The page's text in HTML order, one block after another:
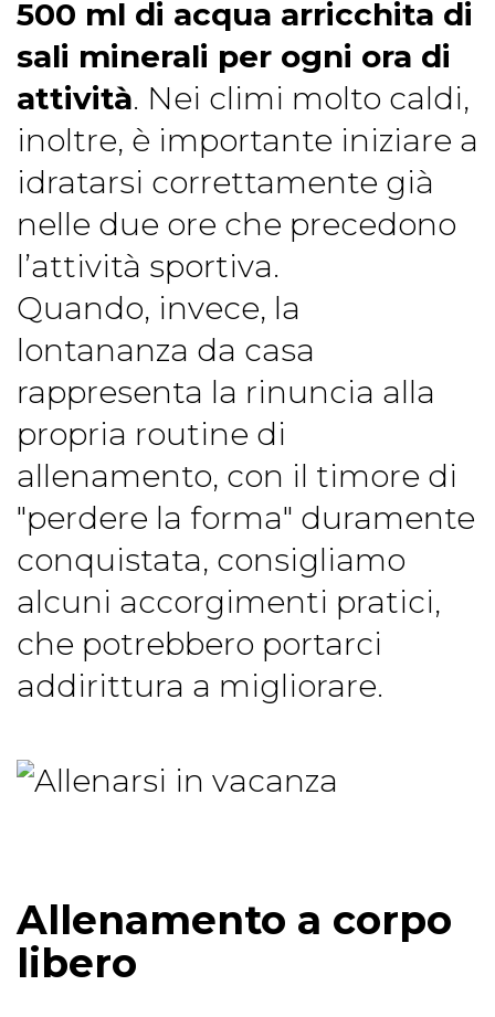
500 ml di acqua arricchita di
sali minerali per ogni ora di
attività. Nei climi molto caldi,
inoltre, è importante iniziare a
idratarsi correttamente già
nelle due ore che precedono
l’attività sportiva.
Quando, invece, la
lontananza da casa
rappresenta la rinuncia alla
propria routine di
allenamento, con il timore di
"perdere la forma" duramente
conquistata, consigliamo
alcuni accorgimenti pratici,
che potrebbero portarci
addirittura a migliorare.
Allenamento a corpo
libero